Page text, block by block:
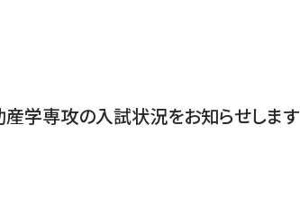
学専攻の入試状況をお知らせします